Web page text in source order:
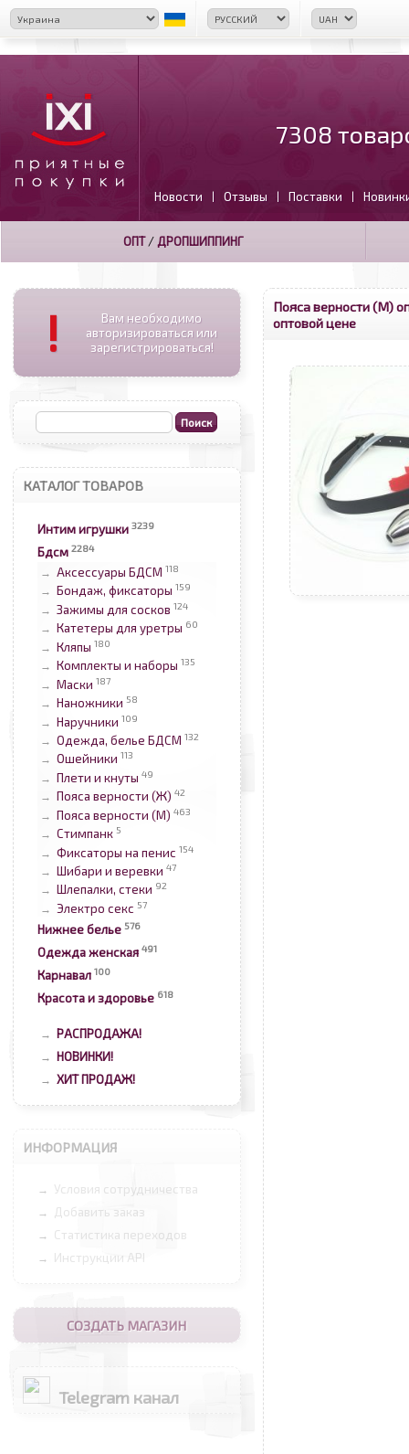
7308
Новости | Отзывы | Поставки |
ОПТ/ ДРОПШИППИНГ
!
Вам необходимо
авторизироваться или
зарегистрироваться!
КАТАЛОГ ТОВАРОВ
Интим игрушки 3239
Бдсм 2284
→ Аксессуары БДСМ 118
→ Бондаж, фиксаторы 159
→ Зажимы для сосков 124
→ Катетеры для уретры 60
→ Кляпы 180
→ Комплекты и наборы 135
→ Маски 187
→ Наножники 58
→ Наручники 109
→ Одежда, белье БДСМ 132
→ Ошейники 113
→ Плети и кнуты 49
→ Пояса верности (Ж) 42
→ Пояса верности (М) 463
→ Стимпанк 5
→ Фиксаторы на пенис 154
→ Шибари и веревки 47
→ Шлепалки, стеки 92
→ Электро секс 57
Нижнее белье 576
Одежда женская 491
Карнавал 100
Красота и здоровье 618
→ РАСПРОДАЖА!
→ НОВИНКИ!
→ ХИТ ПРОДАЖ!
ИНФОРМАЦИЯ
→ Условия сотрудничества
→ Добавить заказ
→ Статистика переходов
→ Инструкции API
СОЗДАТЬ МАГАЗИН
Telegram канал
Пояса верности (М)
оптовой цене